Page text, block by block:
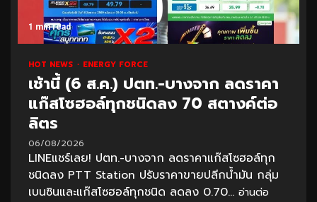
1 min read
HOT NEWS ENERGY FORCE
เช้านี้ (6 ส.ค.) ปตท.-บางจาก ลดราคา
แก๊สโซฮอล์ทุกชนิดลง 70 สตางค์ต่อ
ลิตร
06/08/2026
LINEแชร์เลย! ปตท.-บางจาก ลดราคาแก๊สโซฮอล์ทุก
ชนิดลง PTT Station ปรับราคาขายปลีกน้ำมัน กลุ่ม
เบนซินและแก๊สโซฮอล์ทุกชนิด ลดลง 0.70... อ่านต่อ